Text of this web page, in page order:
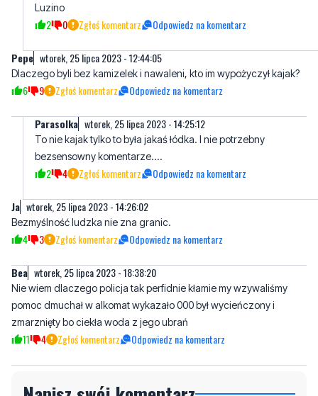
Luzino
2 0 Zgłoś komentarz Odpowiedz na komentarz
Pepe wtorek, 25 lipca 2023 - 12:44:05
Dlaczego byli bez kamizelek i nawaleni, kto im wypożyczył kajak?
6 9 Zgłoś komentarz Odpowiedz na komentarz
Parasolka wtorek, 25 lipca 2023 - 14:25:12
To nie kajak tylko to była jakaś łódka. I nie potrzebny
bezsensowny komentarze....
2 4 Zgłoś komentarz Odpowiedz na komentarz
Ja wtorek, 25 lipca 2023 - 14:26:02
Bezmyślność ludzka nie zna granic.
4 3 Zgłoś komentarz Odpowiedz na komentarz
Bea wtorek, 25 lipca 2023 - 18:38:20
Nie wiem dlaczego policja tak perfidnie kłamie my wzywaliśmy
pomoc dmuchał w alkomat wykazało 000 był wycieńczony i
zmarznięty bo ciekła woda z jego ubrań
11 4 Zgłoś komentarz Odpowiedz na komentarz